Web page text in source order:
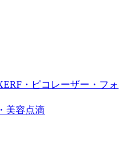
・ピコレーザー・フォ
美容点滴